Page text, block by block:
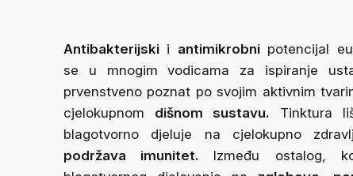
Antibakterijski i antimikrobni potencijal
se u mnogim vodicama za ispiranje
prvenstveno poznat po svojim aktivnim
cjelokupnom dišnom sustavu. Tinktura
blagotvorno djeluje na cjelokupno
podržava imunitet.
Između ostalog,